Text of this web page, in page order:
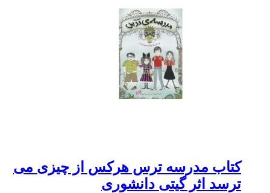
کتاب مدرسه ترس هرکس از چیزی می
ترسد اثر گیتی دانشوری